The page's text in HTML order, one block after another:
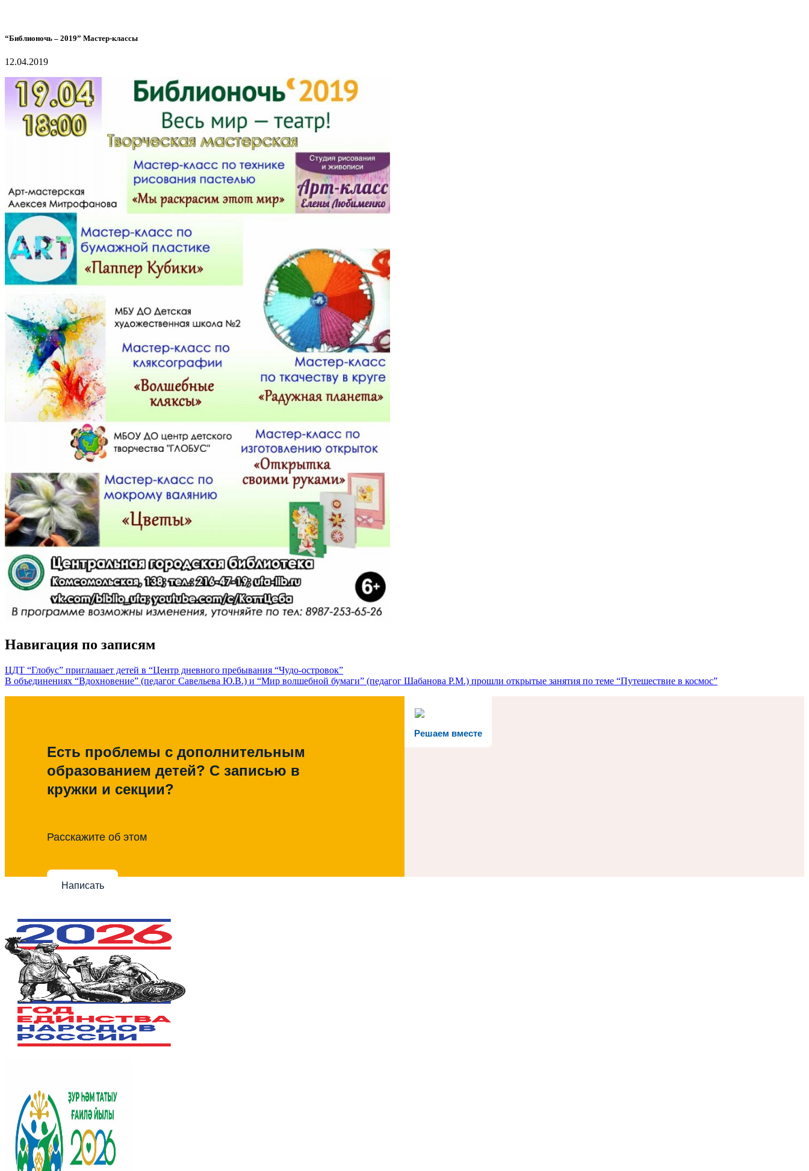
“Библионочь – 2019” Мастер-классы
12.04.2019
Навигация по записям
ЦДТ “Глобус” приглашает детей в “Центр дневного пребывания “Чудо-островок”
В объединениях “Вдохновение” (педагог Савельева Ю.В.) и “Мир волшебной бумаги” (педагог Шабанова Р.М.) прошли открытые занятия по теме “Путешествие в космос”
Решаем вместе
Есть проблемы с дополнительным
образованием детей? С записью в
кружки и секции?
Расскажите об этом
Написать